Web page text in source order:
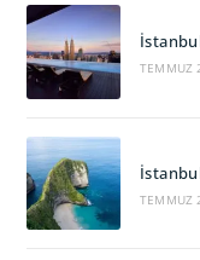
TEMMUZ
TEMMUZ